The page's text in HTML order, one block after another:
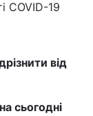
COVID-19
від
сьогодні